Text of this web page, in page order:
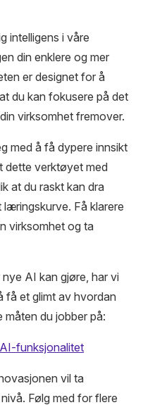
intelligens i våre
din enklere og mer
er designet for å
du kan fokusere på det
virksomhet fremover.
med å få dypere innsikt
dette verktøyet med
at du raskt kan dra
Få klarere
virksomhet og ta
AI kan gjøre, har vi
få et glimt av hvordan
du jobber på:
funksjonalitet
vil ta
Følg med for flere